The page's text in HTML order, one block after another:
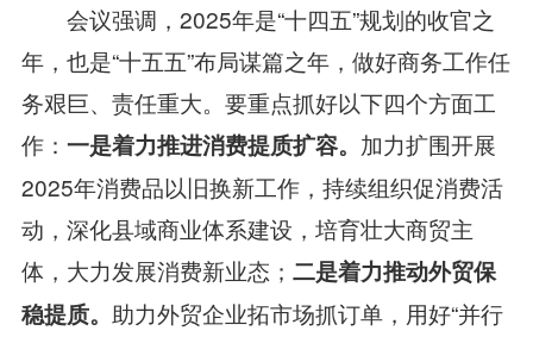
会议强调，2025年是“十四五”规划的收官之
年，也是“十五五”布局谋篇之年，做好商务工作任
务艰巨、责任重大。要重点抓好以下四个方面工
作： 一是着力推进消费提质扩容。 加力扩围开展
2025年消费品以旧换新工作，持续组织促消费活
动，深化县域商业体系建设，培育壮大商贸主
体，大力发展消费新业态； 二是着力推动外贸保
稳提质。 助力外贸企业拓市场抓订单，用好“并行